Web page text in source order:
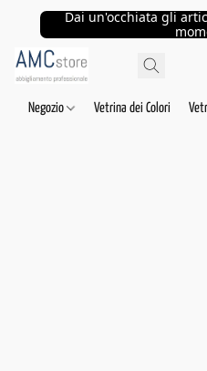
Dai un'occhiata gli
Negozio Vetrina dei Colori